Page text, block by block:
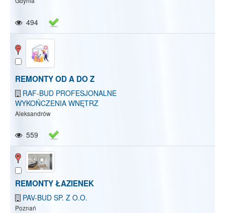
494
REMONTY OD A DO Z
RAF-BUD PROFESJONALNE
WYKOŃCZENIA WNĘTRZ
Aleksandrów
559
REMONTY ŁAZIENEK
PAV-BUD SP. Z O.O.
Poznań